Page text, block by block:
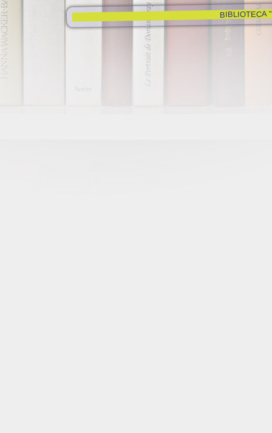
BIBLIOTECA